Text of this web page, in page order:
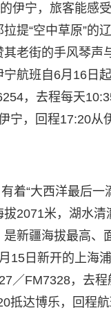
伊宁，旅客能感
提“空中草原”的
老街的手风琴声
航班自6月16日
，去程每天
宁，回程17:20从
着“大西洋最后一
拔2071米，湖水清
新疆海拔最高、
15日新开的上海
／FM7328，去
抵达博乐，回程